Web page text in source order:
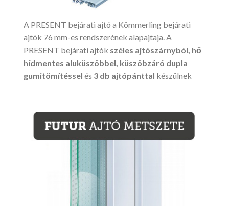
A PRESENT bejárati ajtó a Kömmerling bejárati
ajtók 76 mm-es rendszerének alapajtaja. A
PRESENT bejárati ajtók széles ajtószárnyból, hő
hídmentes aluküszöbbel, küszöbzáró dupla
gumitömítéssel és 3 db ajtópánttal készülnek